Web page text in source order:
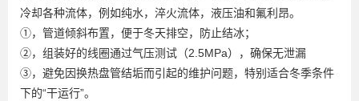
冷却各种流体，例如纯水，淬火流体，液压油和氟利昂。
①，管道倾斜布置，便于冬天排空，防止结冰；
②，组装好的线圈通过气压测试（2.5MPa），确保无泄漏
③，避免因换热盘管结垢而引起的维护问题，特别适合冬季条件
下的“干运行”。